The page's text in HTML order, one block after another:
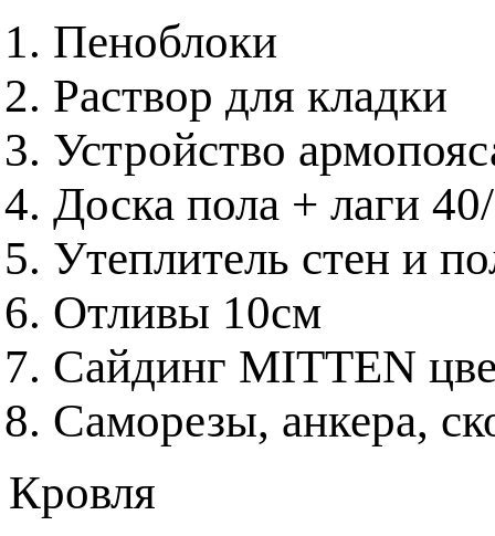
Пеноблоки
Раствор для кладки
Устройство
Доска пола + лаги
Утеплитель стен и
Отливы 10см
Сайдинг MITTEN
Саморезы, анкера,
Кровля